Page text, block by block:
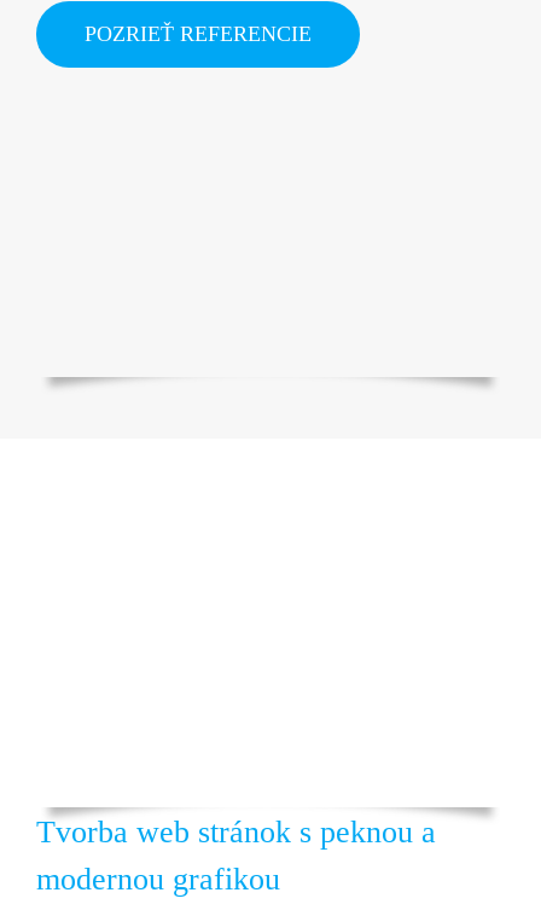
POZRIEŤ REFERENCIE
Tvorba web stránok s peknou a
modernou grafikou